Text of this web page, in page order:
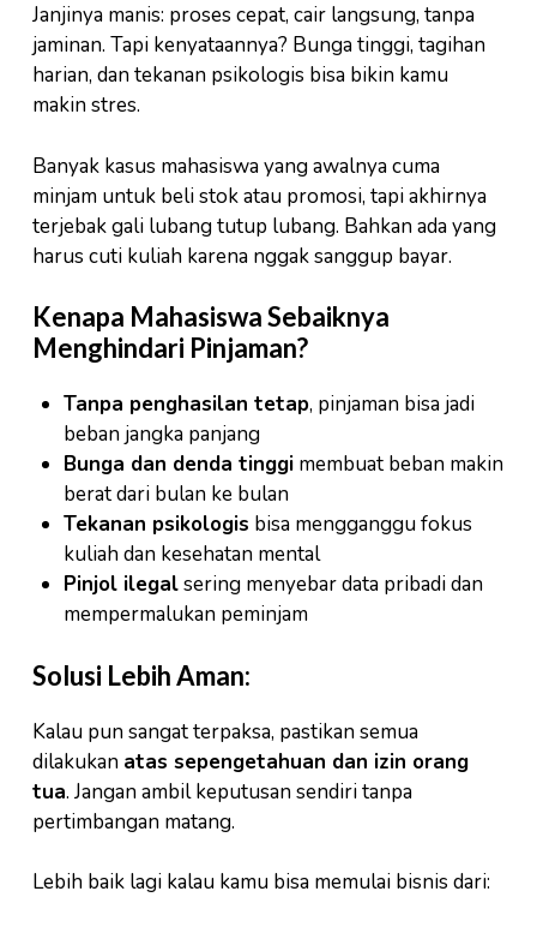
Janjinya manis: proses cepat, cair langsung, tanpa
jaminan. Tapi kenyataannya? Bunga tinggi, tagihan
harian, dan tekanan psikologis bisa bikin kamu
makin stres.
Banyak kasus mahasiswa yang awalnya cuma
minjam untuk beli stok atau promosi, tapi akhirnya
terjebak gali lubang tutup lubang. Bahkan ada yang
harus cuti kuliah karena nggak sanggup bayar.
Kenapa Mahasiswa Sebaiknya
Menghindari Pinjaman?
Tanpa penghasilan tetap, pinjaman bisa jadi
beban jangka panjang
Bunga dan denda tinggimembuat beban makin
berat dari bulan ke bulan
Tekanan psikologis bisa mengganggu fokus
kuliah dan kesehatan mental
Pinjol ilegalsering menyebar data pribadi dan
mempermalukan peminjam
Solusi Lebih Aman:
Kalau pun sangat terpaksa, pastikan semua
dilakukan atas sepengetahuan dan izin orang
tua. Jangan ambil keputusan sendiri tanpa
pertimbangan matang.
Lebih baik lagi kalau kamu bisa memulai bisnis dari: